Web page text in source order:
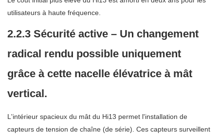
utilisateurs à haute fréquence.
2.2.3 Sécurité active – Un changement
radical rendu possible uniquement
grâce à cette nacelle élévatrice à mât
vertical.
L'intérieur spacieux du mât du Hi13 permet l'installation de
capteurs de tension de chaîne (de série). Ces capteurs surveillent